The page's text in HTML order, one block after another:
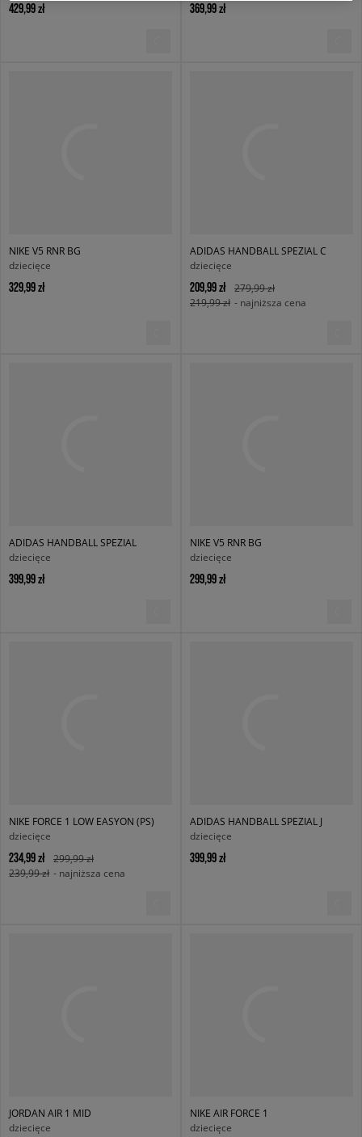
429,99 zł 369,99 zł
NIKE V5 RNR BG
dziecięce
329,99 zł
ADIDAS HANDBALL SPEZIAL C
dziecięce
209,99 zł
279,99 zł
219,99 zł - najniższa cena
ADIDAS HANDBALL SPEZIAL
dziecięce
399,99 zł
NIKE V5 RNR BG
dziecięce
299,99 zł
NIKE FORCE 1 LOW EASYON (PS)
dziecięce
234,99 zł
299,99 zł
239,99 zł - najniższa cena
ADIDAS HANDBALL SPEZIAL J
dziecięce
399,99 zł
JORDAN AIR 1 MID
dziecięce
NIKE AIR FORCE 1
dziecięce